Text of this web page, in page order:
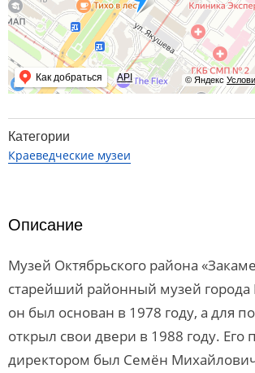
© Яндекс
Как добраться API
Категории
Краеведческие музеи
Описание
Музей Октябрьского района
старейший районный музей города
он был основан в 1978 году, а для
открыл свои двери в 1988 году. Его
директором был Семён